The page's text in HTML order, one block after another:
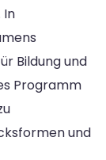
In
Bildung und
Programm
und